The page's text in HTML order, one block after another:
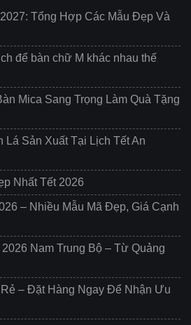
Tổng Hợp Các Mẫu Đẹp Và
để bàn chữ M khác nhau thế
Mica Sang Trọng Làm Quà Tặng
Lá Sản Xuất Tại Lịch Tết An
Nhất Tết 2026
– Nhiều Mẫu Mã Đẹp, Giá Cạnh
Nam Trung Bộ – Từ Quảng
– Đặt Hàng Ngay Để Nhận Ưu